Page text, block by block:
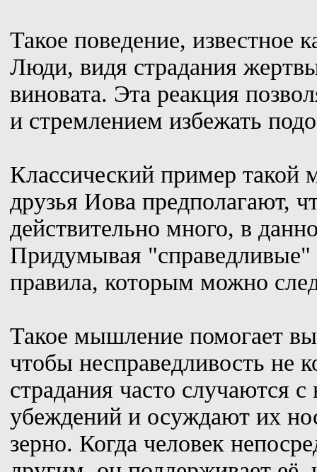
Такое поведение, известное
Люди, видя страдания
виновата. Эта реакция
и стремлением избежать
Классический пример такой
друзья Иова предполагают,
действительно много, в
Придумывая "справедливые"
правила, которым можно
Такое мышление помогает
чтобы несправедливость не
страдания часто случаются
убеждений и осуждают их
зерно. Когда человек